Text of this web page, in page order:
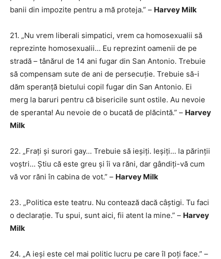
banii din impozite pentru a mă proteja.” – Harvey Milk
21. „Nu vrem liberali simpatici, vrem ca homosexualii să
reprezinte homosexualii… Eu reprezint oamenii de pe
stradă – tânărul de 14 ani fugar din San Antonio. Trebuie
să compensam sute de ani de persecuție. Trebuie să-i
dăm speranță bietului copil fugar din San Antonio. Ei
merg la baruri pentru că bisericile sunt ostile. Au nevoie
de speranta! Au nevoie de o bucată de plăcintă.” – Harvey
Milk
22. „Frați și surori gay… Trebuie să ieșiți. Ieșiți… la părinții
voștri… Știu că este greu și îi va răni, dar gândiți-vă cum
vă vor răni în cabina de vot.” – Harvey Milk
23. „Politica este teatru. Nu contează dacă câștigi. Tu faci
o declarație. Tu spui, sunt aici, fii atent la mine.” – Harvey
Milk
24. „A ieși este cel mai politic lucru pe care îl poți face.” –